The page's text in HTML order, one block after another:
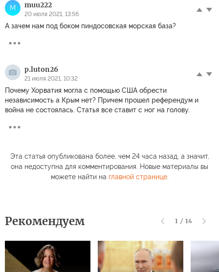
M muu222
20 июля 2021, 13:56
А зачем нам под боком пиндосовская морская база?
p.luton26
21 июля 2021, 10:32
Почему Хорватия могла с помощью США обрести
независимость а Крым нет? Причем прошел референдум и
война не состоялась. Статья все ставит с ног на голову.
Эта статья опубликована более, чем 24 часа назад, а значит,
она недоступна для комментирования. Новые материалы вы
можете найти на главной странице.
Рекомендуем 1 / 14